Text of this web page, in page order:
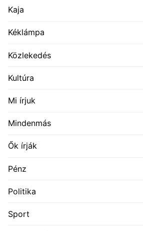
Kaja
Kéklámpa
Közlekedés
Kultúra
Mi írjuk
Mindenmás
Ők írják
Pénz
Politika
Sport